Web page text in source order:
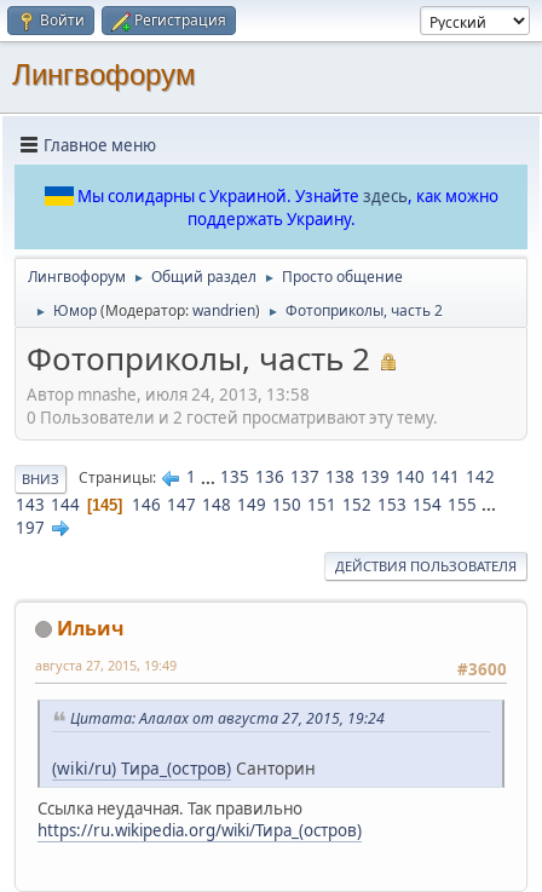
Войти Регистрация
Лингвофорум
Главное меню
Мы солидарны с Украиной. Узнайте здесь, как можно
поддержать Украину.
Лингвофорум ► Общий раздел ► Просто общение
► Юмор(Модератор:wandrien) ► Фотоприколы, часть 2
Фотоприколы, часть 2
Автор mnashe, июля 24, 2013, 13:58
0 Пользователи и 2 гостей просматривают эту тему.
ВНИЗ Страницы 1 ... 135 136 137 138 139 140 141 142
143 144 145 146 147 148 149 150 151 152 153 154 155 ...
197
ДЕЙСТВИЯ ПОЛЬЗОВАТЕЛЯ
Ильич
#3600
августа 27, 2015, 19:49
Цитата: Алалах от августа 27, 2015, 19:24
(wiki/ru) Тира_(остров) Санторин
Ссылка неудачная. Так правильно
https://ru.wikipedia.org/wiki/Тира_(остров)